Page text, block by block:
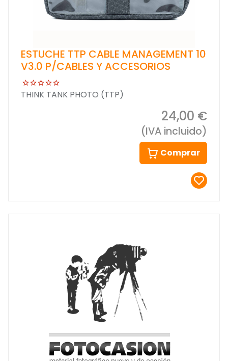
ESTUCHE TTP CABLE MANAGEMENT 10
V3.0 P/CABLES Y ACCESORIOS
THINK TANK PHOTO (TTP)
24,00 €
(IVA incluido)
Comprar